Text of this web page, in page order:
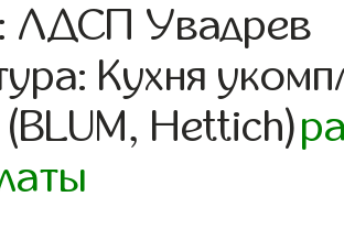
ЛДСП Увадрев
Кухня
Hettich)